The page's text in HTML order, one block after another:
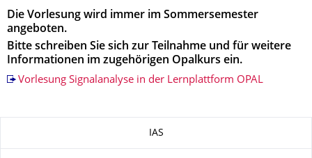
Die Vorlesung wird immer im Sommersemester
angeboten.
Bitte schreiben Sie sich zur Teilnahme und für weitere
Informationen im zugehörigen Opalkurs ein.
Vorlesung Signalanalyse in der Lernplattform OPAL
IAS